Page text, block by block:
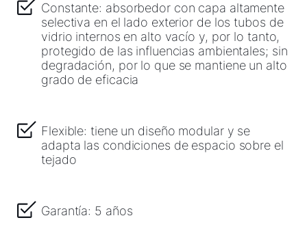
Constante: absorbedor con capa altamente
selectiva en el lado exterior de los tubos de
vidrio internos en alto vacío y, por lo tanto,
protegido de las influencias ambientales; sin
degradación, por lo que se mantiene un alto
grado de eficacia
Flexible: tiene un diseño modular y se
adapta las condiciones de espacio sobre el
tejado
Garantía: 5 años